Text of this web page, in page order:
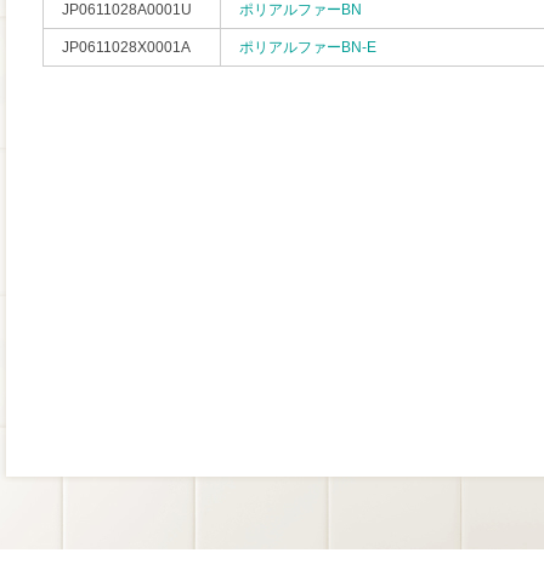
JP0611028A0001U ポリアルファーBN
JP0611028X0001A ポリアルファーBN-E